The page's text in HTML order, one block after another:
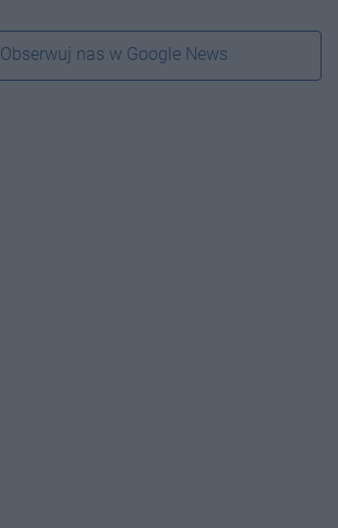
Obserwuj nas w Google News